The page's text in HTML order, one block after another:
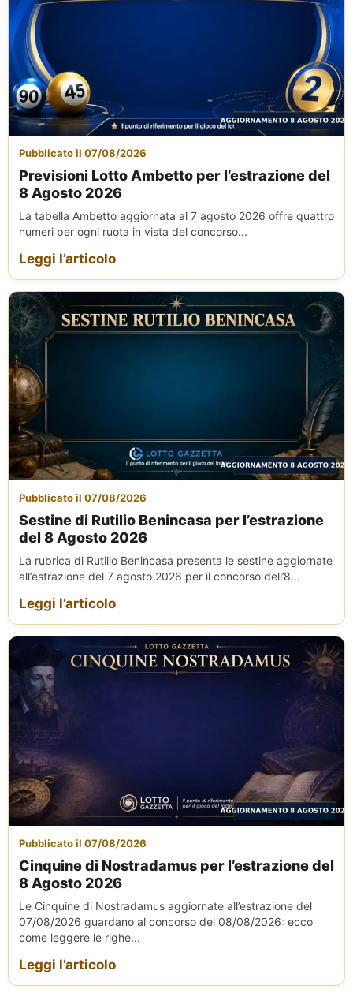
Pubblicato il 07/08/2026
Previsioni Lotto Ambetto per l’estrazione del
8 Agosto 2026
La tabella Ambetto aggiornata al 7 agosto 2026 offre quattro
numeri per ogni ruota in vista del concorso...
Leggi l’articolo
Pubblicato il 07/08/2026
Sestine di Rutilio Benincasa per l’estrazione
del 8 Agosto 2026
La rubrica di Rutilio Benincasa presenta le sestine aggiornate
all’estrazione del 7 agosto 2026 per il concorso dell’8...
Leggi l’articolo
Pubblicato il 07/08/2026
Cinquine di Nostradamus per l’estrazione del
8 Agosto 2026
Le Cinquine di Nostradamus aggiornate all’estrazione del
07/08/2026 guardano al concorso del 08/08/2026: ecco
come leggere le righe...
Leggi l’articolo